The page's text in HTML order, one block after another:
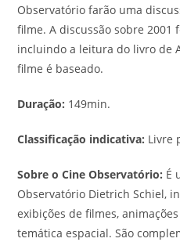
Observatório farão uma
filme. A discussão sobre 2001
incluindo a leitura do livro de
filme é baseado.
Duração: 149min.
Classificação indicativa: Livre
Sobre o Cine Observatório: É
Observatório Dietrich Schiel,
exibições de filmes,
temática espacial. São